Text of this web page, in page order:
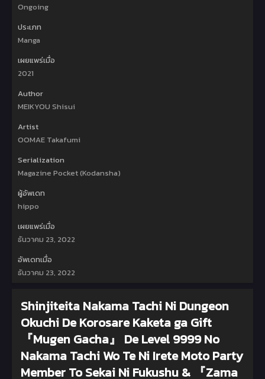
Ongoing
ประเภท
Manga
เผยแพร่เมื่อ
2021
Author
MEIKYOU Shisui
Artist
OOMAE Takafumi
Serialization
Magazine Pocket (Kodansha)
ผู้อัพเดท
hippo
เผยแพร่เมื่อ
ธันวาคม 23, 2022
อัพเดทเมื่อ
ธันวาคม 23, 2022
Shinjiteita Nakama Tachi Ni Dungeon
Okuchi De Korosare Kaketa ga Gift
『Mugen Gacha』 De Level 9999 No
Nakama Tachi Wo Te Ni Irete Moto Party
Member To Sekai Ni Fukushu & 『Zama